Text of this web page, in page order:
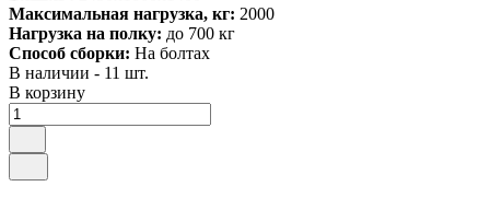
Максимальная нагрузка, кг: 2000
Нагрузка на полку: до 700 кг
Способ сборки: На болтах
В наличии - 11 шт.
В корзину